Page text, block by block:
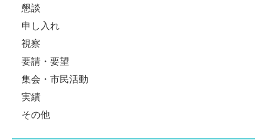
懇談
申し入れ
視察
要請・要望
集会・市民活動
実績
その他